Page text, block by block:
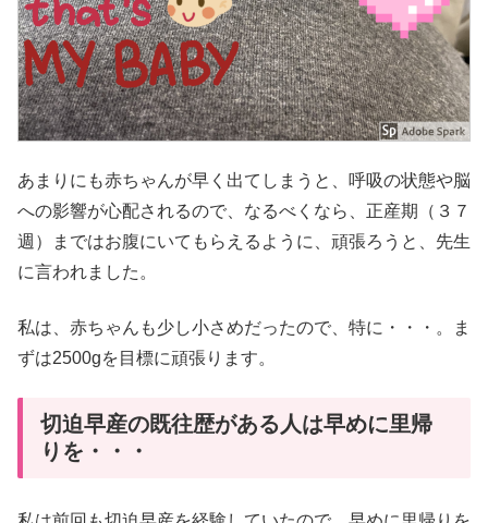
あまりにも赤ちゃんが早く出てしまうと、呼吸の状態や脳
への影響が心配されるので、なるべくなら、正産期（３７
週）まではお腹にいてもらえるように、頑張ろうと、先生
に言われました。
私は、赤ちゃんも少し小さめだったので、特に・・・。ま
ずは2500gを目標に頑張ります。
切迫早産の既往歴がある人は早めに里帰
りを・・・